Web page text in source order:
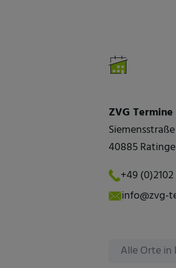
ZVG Termine
40885
+49 (0)2102
info@zvg-
Alle Orte in